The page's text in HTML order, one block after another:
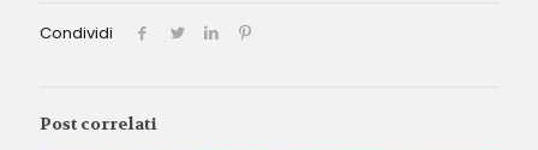
Condividi
Post correlati